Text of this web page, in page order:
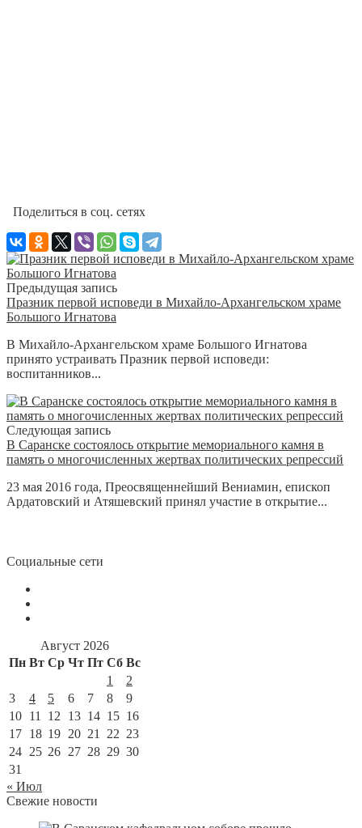
Поделиться в соц. сетях
Предыдущая запись
Празник первой исповеди в Михайло-Архангельском храме
Большого Игнатова
В Михайло-Архангельском храме Большого Игнатова
принято устраивать Празник первой исповеди:
воспитанников...
Следующая запись
В Саранске состоялось открытие мемориального камня в
память о многочисленных жертвах политических репрессий
23 мая 2016 года, Преосвященнейший Вениамин, епископ
Ардатовский и Атяшевский принял участие в открытие...
Социальные сети
Август 2026
Пн Вт Ср Чт Пт Сб Вс
1
2
3
4 5 6 7 8
9
10 11 12 13 14 15 16
17 18 19 20 21 22 23
24 25 26 27 28 29 30
31
« Июл
Свежие новости